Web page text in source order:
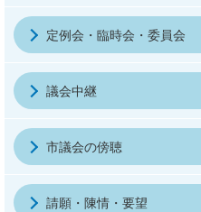
定例会・臨時会・委員会
議会中継
市議会の傍聴
請願・陳情・要望